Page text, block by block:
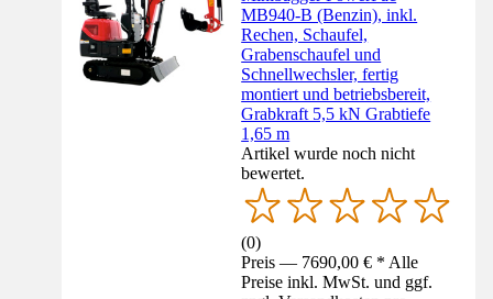
MB940-B (Benzin), inkl.
Rechen, Schaufel,
Grabenschaufel und
Schnellwechsler, fertig
montiert und betriebsbereit,
Grabkraft 5,5 kN Grabtiefe
1,65 m
Artikel wurde noch nicht
bewertet.
(0)
Preis — 7690,00 € * Alle
Preise inkl. MwSt. und ggf.